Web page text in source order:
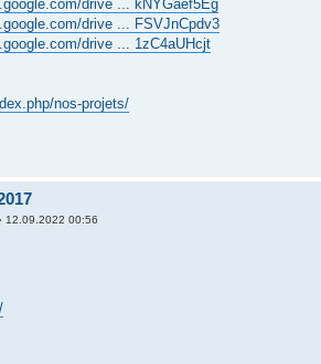
drive ... kNYGaef5Eg
drive ... FSVJnCpdv3
drive ... 1zC4aUHcjt
nos-projets/
12.09.2022 00:56